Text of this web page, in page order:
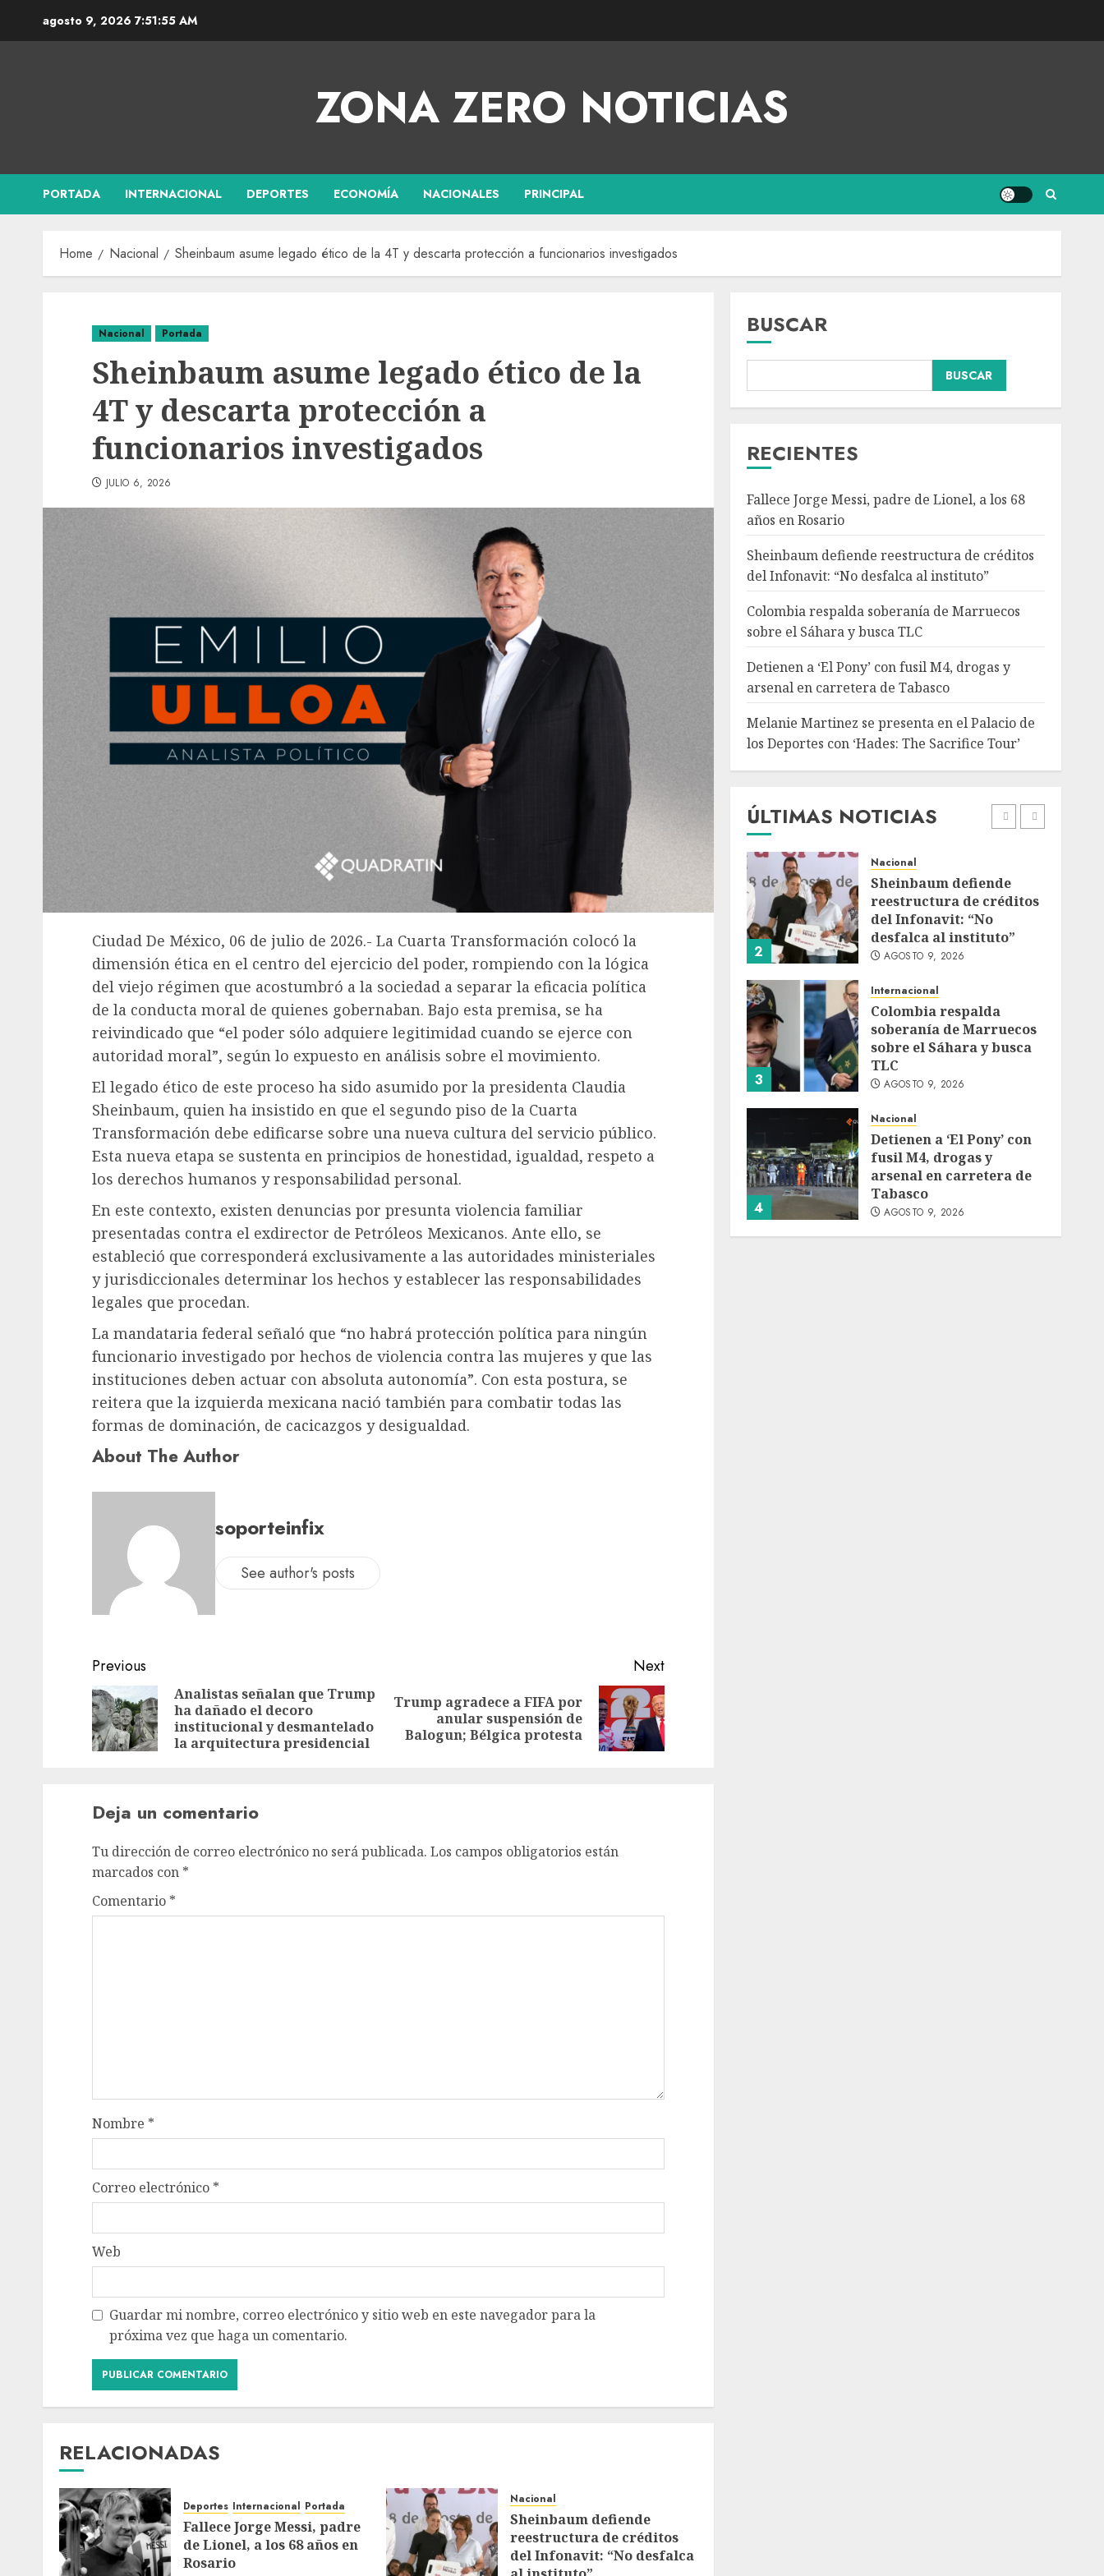
agosto 9, 2026 7:51:56 AM
ZONA ZERO NOTICIAS
PORTADA INTERNACIONAL DEPORTES ECONOMÍA NACIONALES PRINCIPAL
Home Nacional Sheinbaum asume legado ético de la 4T y descarta protección a funcionarios investigados
Nacional Portada
Sheinbaum asume legado ético de la
4T y descarta protección a
funcionarios investigados
JULIO 6, 2026
Ciudad De México, 06 de julio de 2026.- La Cuarta Transformación colocó la
dimensión ética en el centro del ejercicio del poder, rompiendo con la lógica
del viejo régimen que acostumbró a la sociedad a separar la eficacia política
de la conducta moral de quienes gobernaban. Bajo esta premisa, se ha
reivindicado que “el poder sólo adquiere legitimidad cuando se ejerce con
autoridad moral”, según lo expuesto en análisis sobre el movimiento.
El legado ético de este proceso ha sido asumido por la presidenta Claudia
Sheinbaum, quien ha insistido en que el segundo piso de la Cuarta
Transformación debe edificarse sobre una nueva cultura del servicio público.
Esta nueva etapa se sustenta en principios de honestidad, igualdad, respeto a
los derechos humanos y responsabilidad personal.
En este contexto, existen denuncias por presunta violencia familiar
presentadas contra el exdirector de Petróleos Mexicanos. Ante ello, se
estableció que corresponderá exclusivamente a las autoridades ministeriales
y jurisdiccionales determinar los hechos y establecer las responsabilidades
legales que procedan.
La mandataria federal señaló que “no habrá protección política para ningún
funcionario investigado por hechos de violencia contra las mujeres y que las
instituciones deben actuar con absoluta autonomía”. Con esta postura, se
reitera que la izquierda mexicana nació también para combatir todas las
formas de dominación, de cacicazgos y desigualdad.
About The Author
soporteinfix
See author's posts
Previous
Analistas señalan que Trump
ha dañado el decoro
institucional y desmantelado
la arquitectura presidencial
Next
Trump agradece a FIFA por
anular suspensión de
Balogun; Bélgica protesta
Deja un comentario
Tu dirección de correo electrónico no será publicada. Los campos obligatorios están
marcados con *
Comentario *
Nombre *
Correo electrónico *
Web
Guardar mi nombre, correo electrónico y sitio web en este navegador para la
próxima vez que haga un comentario.
RELACIONADAS
Deportes Internacional Portada
Fallece Jorge Messi, padre
de Lionel, a los 68 años en
Rosario
Nacional
Sheinbaum defiende
reestructura de créditos
del Infonavit: “No desfalca
BUSCAR
BUSCAR
RECIENTES
Fallece Jorge Messi, padre de Lionel, a los 68
años en Rosario
Sheinbaum defiende reestructura de créditos
del Infonavit: “No desfalca al instituto”
Colombia respalda soberanía de Marruecos
sobre el Sáhara y busca TLC
Detienen a ‘El Pony’ con fusil M4, drogas y
arsenal en carretera de Tabasco
Melanie Martinez se presenta en el Palacio de
los Deportes con ‘Hades: The Sacrifice Tour’
ÚLTIMAS NOTICIAS
Colombia respalda
soberanía de Marruecos
sobre el Sáhara y busca
4
Detienen a ‘El Pony’ con
arsenal en carretera de
Tabasco
AGOSTO 9, 2026
5
Melanie Martinez se
presenta en el Palacio de
los Deportes con ‘Hades:
The Sacrifice Tour’
AGOSTO 9, 2026
1
Deportes Internacional Portada
AGOSTO 9, 2026
2
Nacional
Sheinbaum defiende
reestructura de créditos
del Infonavit: “No
desfalca al instituto”
AGOSTO 9, 2026
3
Internacional
Colombia respalda
soberanía de Marruecos
sobre el Sáhara y busca
TLC
AGOSTO 9, 2026
4
Nacional
Detienen a ‘El Pony’ con
fusil M4, drogas y
arsenal en carretera de
Tabasco
AGOSTO 9, 2026